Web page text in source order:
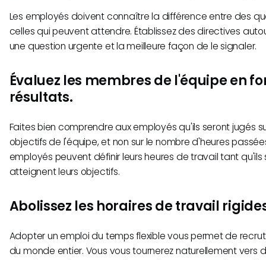
Les employés doivent connaître la différence entre des
celles qui peuvent attendre. Établissez des directives
une question urgente et la meilleure façon de le signaler.
Évaluez les membres de l'équipe en
résultats.
Faites bien comprendre aux employés qu'ils seront jugés
objectifs de l'équipe, et non sur le nombre d'heures
employés peuvent définir leurs heures de travail tant
atteignent leurs objectifs.
Abolissez les horaires de travail
Adopter un emploi du temps flexible vous permet de
du monde entier. Vous vous tournerez naturellement vers